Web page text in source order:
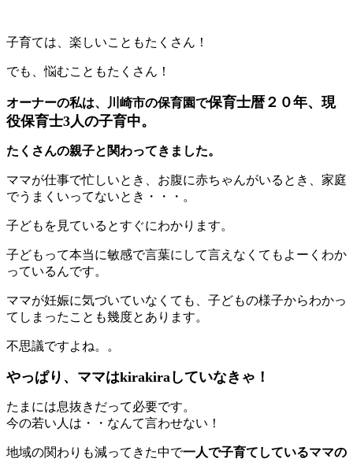
子育ては、楽しいこともたくさん！
でも、悩むこともたくさん！
オーナーの私は、川崎市の保育園で保育士暦２０年、現
役保育士3人の子育中。
たくさんの親子と関わってきました。
ママが仕事で忙しいとき、お腹に赤ちゃんがいるとき、家庭
でうまくいってないとき・・・。
子どもを見ているとすぐにわかります。
子どもって本当に敏感で言葉にして言えなくてもよーくわか
っているんです。
ママが妊娠に気づいていなくても、子どもの様子からわかっ
てしまったことも幾度とあります。
不思議ですよね。。
やっぱり、ママはkirakiraしていなきゃ！
たまには息抜きだって必要です。
今の若い人は・・なんて言わせない！
地域の関わりも減ってきた中で一人で子育てしているママの